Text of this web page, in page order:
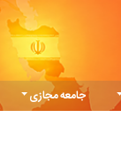
جامعه مجازی